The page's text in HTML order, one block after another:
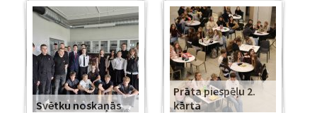
Svētku noskaņās
Prāta piespēļu 2.
kārta